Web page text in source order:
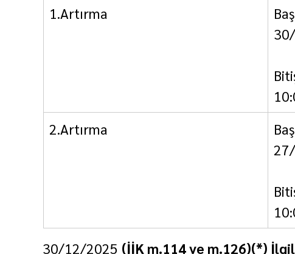
1.Artırma
2.Artırma
30/12/2025 (İİK m.114 ve m.126)(*)